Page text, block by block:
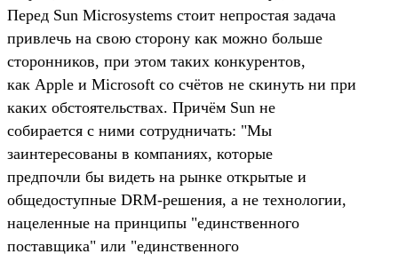
Перед Sun Microsystems стоит непростая задача
привлечь на свою сторону как можно больше
сторонников, при этом таких конкурентов,
как Apple и Microsoft со счётов не скинуть ни при
каких обстоятельствах. Причём Sun не
собирается с ними сотрудничать: "Мы
заинтересованы в компаниях, которые
предпочли бы видеть на рынке открытые и
общедоступные DRM-решения, а не технологии,
нацеленные на принципы "единственного
поставщика" или "единственного